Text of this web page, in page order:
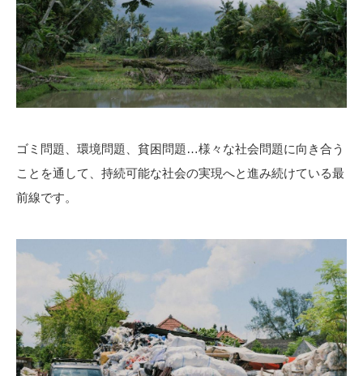
ゴミ問題、環境問題、貧困問題…様々な社会問題に向き合う
ことを通して、持続可能な社会の実現へと進み続けている最
前線です。